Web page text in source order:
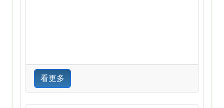
看更多